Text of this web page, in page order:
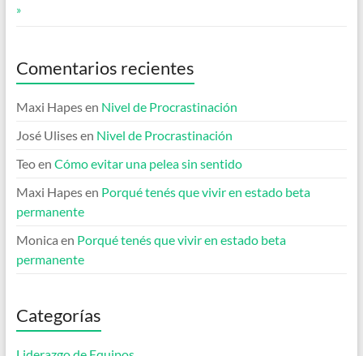
»
Comentarios recientes
Maxi Hapesen Nivel de Procrastinación
José Ulisesen Nivel de Procrastinación
Teoen Cómo evitar una pelea sin sentido
Maxi Hapesen Porqué tenés que vivir en estado beta
permanente
Monica en Porqué tenés que vivir en estado beta
permanente
Categorías